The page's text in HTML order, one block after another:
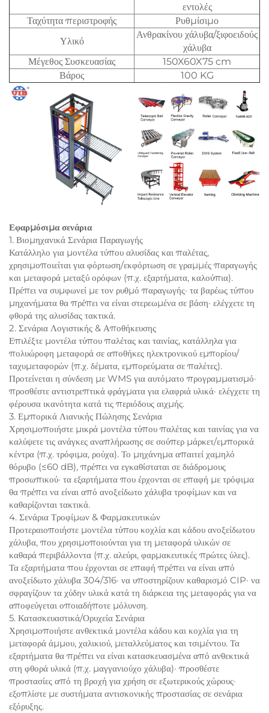
εντολές
Ταχύτητα περιστροφής
Ρυθμίσιμο
Υλικό
Ανθρακίνου χάλυβα/ξιφοειδούς
χάλυβα
Μέγεθος Συσκευασίας
150X60X75 cm
Βάρος
100 KG
Εφαρμόσιμα σενάρια
1. Βιομηχανικά Σενάρια Παραγωγής
Κατάλληλο για μοντέλα τύπου αλυσίδας και παλέτας,
χρησιμοποιείται για φόρτωση/εκφόρτωση σε γραμμές παραγωγής
και μεταφορά μεταξύ ορόφων (π.χ. εξαρτήματα, καλούπια).
Πρέπει να συμφωνεί με τον ρυθμό παραγωγής· τα βαρέως τύπου
μηχανήματα θα πρέπει να είναι στερεωμένα σε βάση· ελέγχετε τη
φθορά της αλυσίδας τακτικά.
2. Σενάρια Λογιστικής & Αποθήκευσης
Επιλέξτε μοντέλα τύπου παλέτας και ταινίας, κατάλληλα για
πολυώροφη μεταφορά σε αποθήκες ηλεκτρονικού εμπορίου/
ταχυμεταφορών (π.χ. δέματα, εμπορεύματα σε παλέτες).
Προτείνεται η σύνδεση με WMS για αυτόματο προγραμματισμό·
προσθέστε αντιστρεπτικά φράγματα για ελαφριά υλικά· ελέγχετε τη
φέρουσα ικανότητα κατά τις περιόδους αιχμής.
3. Εμπορικά Λιανικής Πώλησης Σενάρια
Χρησιμοποιήστε μικρά μοντέλα τύπου παλέτας και ταινίας για να
καλύψετε τις ανάγκες αναπλήρωσης σε σούπερ μάρκετ/εμπορικά
κέντρα (π.χ. τρόφιμα, ρούχα). Το μηχάνημα απαιτεί χαμηλό
θόρυβο (≤60 dB), πρέπει να εγκαθίσταται σε διάδρομους
προσωπικού· τα εξαρτήματα που έρχονται σε επαφή με τρόφιμα
θα πρέπει να είναι από ανοξείδωτο χάλυβα τροφίμων και να
καθαρίζονται τακτικά.
4. Σενάρια Τροφίμων & Φαρμακευτικών
Προτεραιοποιήστε μοντέλα τύπου κοχλία και κάδου ανοξείδωτου
χάλυβα, που χρησιμοποιούνται για τη μεταφορά υλικών σε
καθαρά περιβάλλοντα (π.χ. αλεύρι, φαρμακευτικές πρώτες ύλες).
Τα εξαρτήματα που έρχονται σε επαφή πρέπει να είναι από
ανοξείδωτο χάλυβα 304/316· να υποστηρίζουν καθαρισμό CIP· να
σφραγίζουν τα χύδην υλικά κατά τη διάρκεια της μεταφοράς για να
αποφεύγεται οποιαδήποτε μόλυνση.
5. Κατασκευαστικά/Ορυχεία Σενάρια
Χρησιμοποιήστε ανθεκτικά μοντέλα κάδου και κοχλία για τη
μεταφορά άμμου, χαλικιού, μεταλλεύματος και τσιμέντου. Τα
εξαρτήματα θα πρέπει να είναι κατασκευασμένα από ανθεκτικά
στη φθορά υλικά (π.χ. μαγγανιούχο χάλυβα)· προσθέστε
προστασίες από τη βροχή για χρήση σε εξωτερικούς χώρους·
εξοπλίστε με συστήματα αντισκονικής προστασίας σε σενάρια
εξόρυξης.